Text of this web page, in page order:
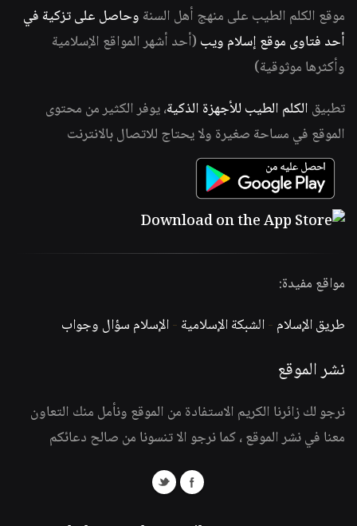
موقع الكلم الطيب على منهج أهل السنة وحاصل على تزكية في
أحد فتاوى موقع إسلام ويب (أحد أشهر المواقع الإسلامية
وأكثرها موثوقية)
تطبيق الكلم الطيب للأجهزة الذكية، يوفر الكثير من محتوى
الموقع في مساحة صغيرة ولا يحتاج للاتصال بالانترنت
مواقع مفيدة:
طريق الإسلام -الشبكة الإسلامية -الإسلام سؤال وجواب
نشر الموقع
نرجو لك زائرنا الكريم الاستفادة من الموقع ونأمل منك التعاون
معنا في نشر الموقع ، كما نرجو الا تنسونا من صالح دعائكم